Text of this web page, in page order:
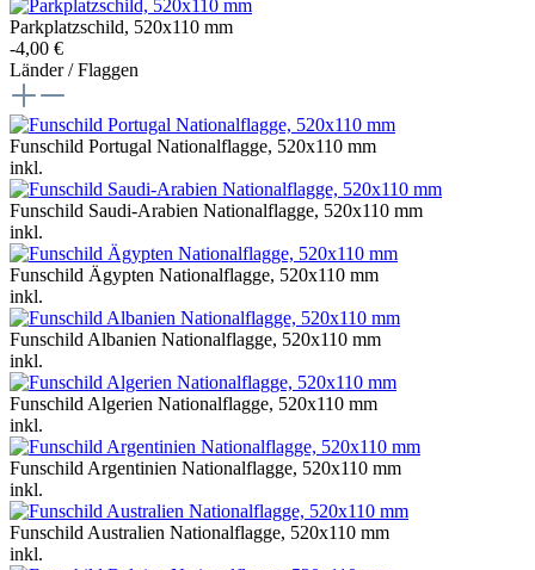
Parkplatzschild, 520x110 mm
-4,00 €
Länder / Flaggen
Funschild Portugal Nationalflagge, 520x110 mm
inkl.
Funschild Saudi-Arabien Nationalflagge, 520x110 mm
inkl.
Funschild Ägypten Nationalflagge, 520x110 mm
inkl.
Funschild Albanien Nationalflagge, 520x110 mm
inkl.
Funschild Algerien Nationalflagge, 520x110 mm
inkl.
Funschild Argentinien Nationalflagge, 520x110 mm
inkl.
Funschild Australien Nationalflagge, 520x110 mm
inkl.